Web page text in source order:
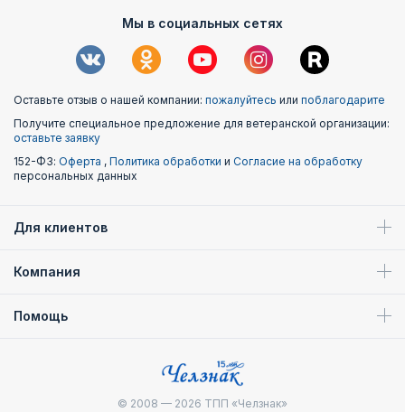
Мы в социальных сетях
Оставьте отзыв о нашей компании: пожалуйтесь или поблагодарите
Получите специальное предложение для ветеранской организации:
оставьте заявку
152-ФЗ: Оферта , Политика обработки и Согласие на обработку
персональных данных
Для клиентов
Компания
Помощь
© 2008 — 2026 ТПП «Челзнак»